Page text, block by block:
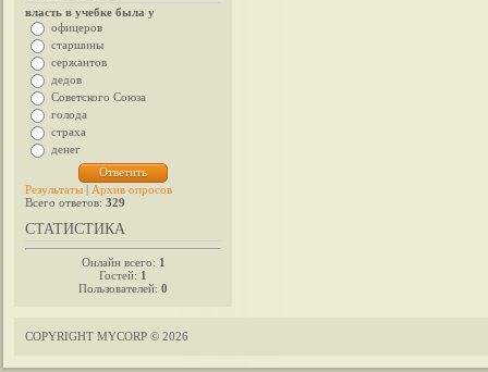
власть в учебке была у
офицеров
старшины
сержантов
дедов
Советского Союза
голода
страха
денег
Результаты | Архив опросов
Всего ответов: 329
СТАТИСТИКА
Онлайн всего: 1
Гостей: 1
Пользователей: 0
COPYRIGHT MYCORP © 2026